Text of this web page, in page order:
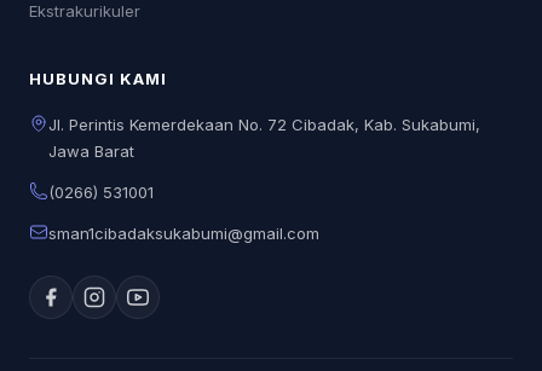
Ekstrakurikuler
HUBUNGI KAMI
Jl. Perintis Kemerdekaan No. 72 Cibadak, Kab. Sukabumi,
Jawa Barat
(0266) 531001
sman1cibadaksukabumi@gmail.com